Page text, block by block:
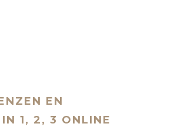
EN
1, 2, 3 ONLINE